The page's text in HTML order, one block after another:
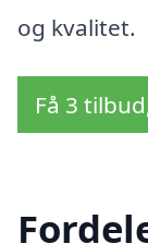
og kvalitet.
Få 3